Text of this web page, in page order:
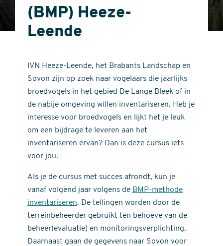
(BMP) Heeze-
Leende
IVN Heeze-Leende, het Brabants Landschap en
Sovon zijn op zoek naar vogelaars die jaarlijks
broedvogels in het gebied De Lange Bleek of in
de nabije omgeving willen inventariseren. Heb je
interesse voor broedvogels en lijkt het je leuk
om een bijdrage te leveren aan het
inventariseren ervan? Dan is deze cursus iets
voor jou.
Als je de cursus met succes afrondt, kun je
vanaf volgend jaar volgens de BMP-methode
inventariseren. De tellingen worden door de
terreinbeheerder gebruikt ten behoeve van de
beheer(evaluatie) en monitoringsverplichting.
Daarnaast gaan de gegevens naar Sovon voor